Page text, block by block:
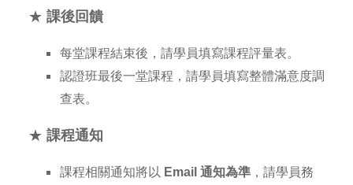
★ 課後回饋
每堂課程結束後，請學員填寫課程評量表。
認證班最後一堂課程，請學員填寫整體滿意度調
查表。
★ 課程通知
課程相關通知將以 Email 通知為準 ，請學員務